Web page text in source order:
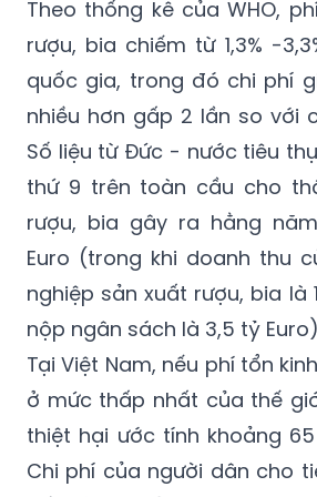
chi tiêu của hộ nghèo và
làm cho tình trạng nghèo
Theo thống kê của WHO,
rượu, bia chiếm từ 1,3% -
quốc gia, trong đó chi phí
nhiều hơn gấp 2 lần so với
Số liệu từ Đức - nước tiêu
thứ 9 trên toàn cầu cho
rượu, bia gây ra hằng
Euro (trong khi doanh thu
nghiệp sản xuất rượu, bia là
nộp ngân sách là 3,5 tỷ
Tại Việt Nam, nếu phí tổn
ở mức thấp nhất của thế